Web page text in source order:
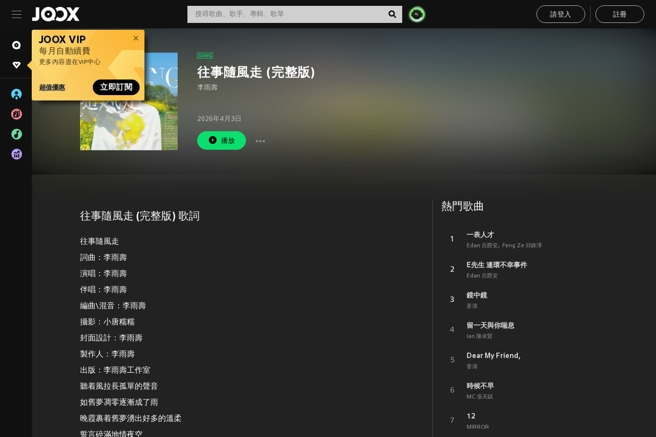
請登入 註冊
JOOX VIP
每月自動續費
更多內容盡在VIP中心
超值優惠 立即訂閱
往事隨風走 (完整版)
李雨壽
2026年4月3日
播放
往事隨風走 (完整版) 歌詞
往事隨風走
詞曲：李雨壽
演唱：李雨壽
伴唱：李雨壽
編曲\混音：李雨壽
攝影：小唐糯糯
封面設計：李雨壽
製作人：李雨壽
出版：李雨壽工作室
聽着風拉長孤單的聲音
如舊夢凋零逐漸成了雨
晚霞裹着舊夢湧出好多的溫柔
誓言碎滿地情夜空
熱門歌曲
1
一表人才
Edan 呂爵安 Feng Ze 邱鋒澤
2
E先生 連環不幸事件
Edan 呂爵安
3
鏡中鏡
姜濤
4
留一天與你喘息
Ian 陳卓賢
5
Dear My Friend,
姜濤
6
時候不早
MC 張天賦
7
12
MIRROR